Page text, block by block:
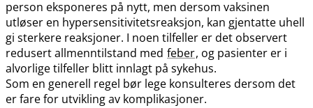
person eksponeres på nytt, men dersom vaksinen
utløser en hypersensitivitetsreaksjon, kan gjentatte uhell
gi sterkere reaksjoner. I noen tilfeller er det observert
redusert allmenntilstand med feber, og pasienter er i
alvorlige tilfeller blitt innlagt på sykehus.
Som en generell regel bør lege konsulteres dersom det
er fare for utvikling av komplikasjoner.